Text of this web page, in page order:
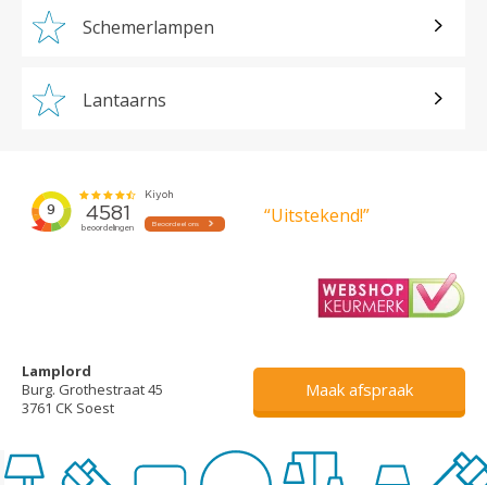
Schemerlampen
Lantaarns
“Uitstekend!”
Lamplord
Burg. Grothestraat 45
3761 CK Soest
Maak afspraak